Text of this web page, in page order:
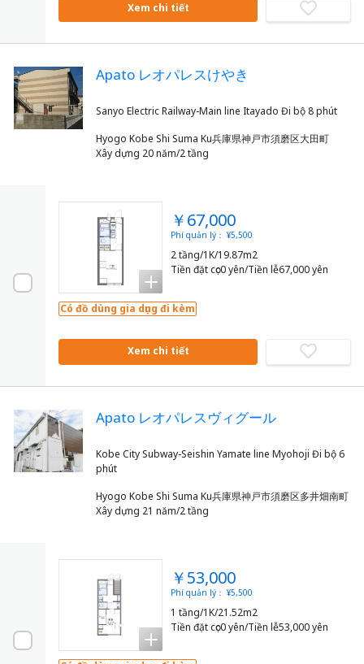
Xem chi tiết
Apato レオパレスけやき
Hyogo Kobe Shi Suma Ku兵庫県神戸市須磨区大田町
Xây dựng 20 năm/2 tầng
￥67,000
Phí quản lý： ¥5,500
2 tầng/1K/19.87m2
Tiền đặt cọc0 yên/Tiền lễ67,000 yên
Có đồ dùng gia dụng đi kèm
Xem chi tiết
Apato レオパレスヴィグール
Kobe City Subway-Seishin Yamate line Myohoji Đi bộ 6
Hyogo Kobe Shi Suma Ku兵庫県神戸市須磨区多井畑南町
Xây dựng 21 năm/2 tầng
￥53,000
Phí quản lý： ¥5,500
1 tầng/1K/21.52m2
Tiền đặt cọc0 yên/Tiền lễ53,000 yên